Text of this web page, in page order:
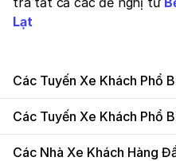
Lạt
Các Tuyến Xe Khách Phổ
Các Tuyến Xe Khách Phổ
Các Nhà Xe Khách Hàng